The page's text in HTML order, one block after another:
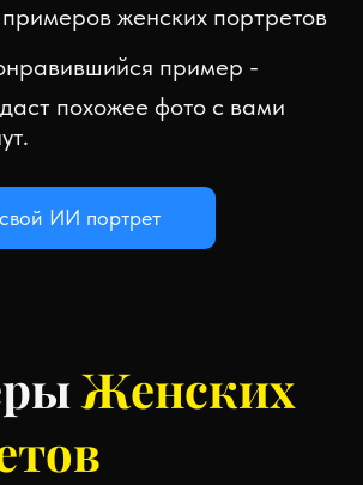
женских портретов
пример -
похожее фото с вами
ИИ портрет
Женских